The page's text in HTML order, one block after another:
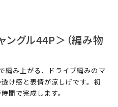
ングル44P＞（編み物
編み上がる、ドライブ編みのマ
け感と表情が涼しげです。初
間で完成します。